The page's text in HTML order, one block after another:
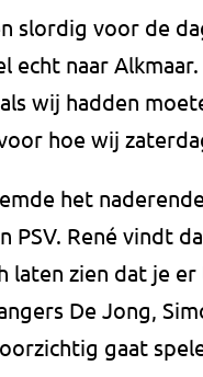
slordig voor de
echt naar
wij hadden
hoe wij
het
PSV. René vindt
laten zien dat je
De Jong,
gaat